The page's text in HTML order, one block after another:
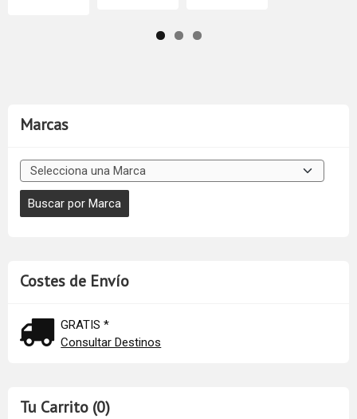
Marcas
Costes de Envío
GRATIS *
Consultar Destinos
Tu Carrito (0)